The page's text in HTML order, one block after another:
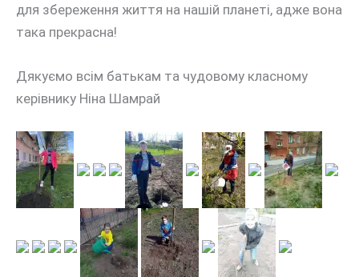
для збереження життя на нашій планеті, адже вона
така прекрасна!
Дякуємо всім батькам та чудовому класному
керівнику Ніна Шамрай